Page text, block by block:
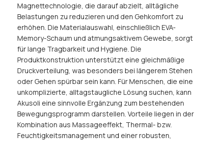
Magnettechnologie, die darauf abzielt, alltägliche
Belastungen zu reduzieren und den Gehkomfort zu
erhöhen. Die Materialauswahl, einschließlich EVA-
Memory-Schaum und atmungsaktivem Gewebe, sorgt
für lange Tragbarkeit und Hygiene. Die
Produktkonstruktion unterstützt eine gleichmäßige
Druckverteilung, was besonders bei längerem Stehen
oder Gehen spürbar sein kann. Für Menschen, die eine
unkomplizierte, alltagstaugliche Lösung suchen, kann
Akusoli eine sinnvolle Ergänzung zum bestehenden
Bewegungsprogramm darstellen. Vorteile liegen in der
Kombination aus Massageeffekt, Thermal- bzw.
Feuchtigkeitsmanagement und einer robusten,